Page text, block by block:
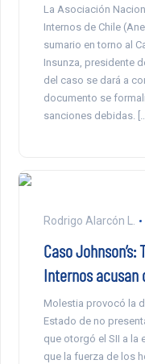
La Asociación
Internos de Chile
sumario en torno al
Insunza, presidente
del caso se dará a
documento se
sanciones debidas.
Rodrigo Alarcón L.
Caso
Internos acusan
Molestia provocó la
Estado de no
que otorgó el SII a la
que la fuerza de los